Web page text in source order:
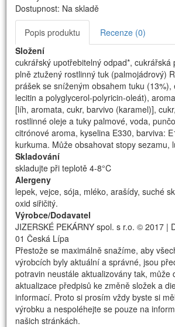
Dostupnost: Na skladě
Popis produktu
Recenze (0)
Složení
cukrářský upotřebitelný odpad*, cukrářská
plně ztužený rostlinný tuk (palmojádrový)
prášek se sníženým obsahem tuku (13%),
lecitin a polyglycerol-polyricin-oleát),
[líh, aromata, cukr, barvivo (karamel)],
rostlinné oleje a tuky palmové, voda,
citrónové aroma, kyselina E330, barviva:
kurkuma. Může obsahovat stopy sezamu,
Skladování
skladujte při teplotě 4-8°C
Alergeny
lepek, vejce, sója, mléko, arašídy, suché
oxid siřičitý.
Výrobce/Dodavatel
JIZERSKÉ PEKÁRNY spol. s r.o. © 2017 |
01 Česká Lípa
Přestože se maximálně snažíme, aby
výrobcích byly aktuální a správné, jsou
potravin neustále aktualizovány tak, může
aktualizace předpisů ke změně složek a
informací. Proto si prosím vždy byste si
výrobku a nespoléhejte se pouze na
našich stránkách.